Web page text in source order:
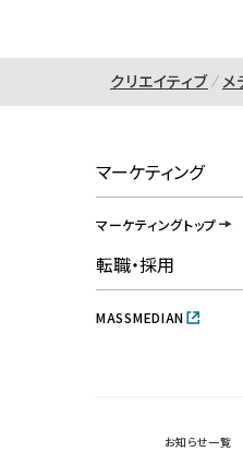
クリエイティブ メ
マーケティング
マーケティングトップ
転職・採用
MASSMEDIAN
お知らせ一覧